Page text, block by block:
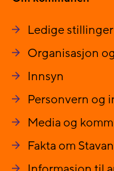
Ledige stillinger
Organisasjon
Innsyn
Personvern og
Media og
Fakta om